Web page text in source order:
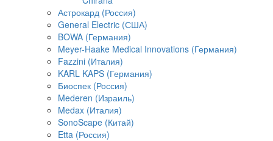
Астрокард (Россия)
General Electric (США)
BOWA (Германия)
Meyer-Haake Medical Innovations (Германия)
Fazzini (Италия)
KARL KAPS (Германия)
Биоспек (Россия)
Mederen (Израиль)
Medax (Италия)
SonoScape (Китай)
Etta (Россия)